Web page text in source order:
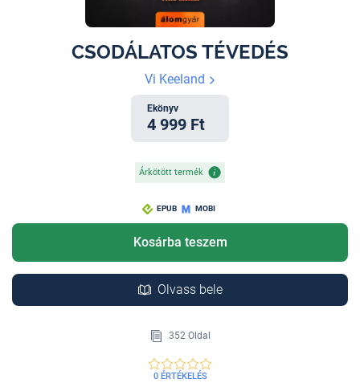
CSODÁLATOS TÉVEDÉS
Vi Keeland
Ekönyv
4 999 Ft
Árkötött termék
EPUB MOBI
Kosárba teszem
Olvass bele
352 Oldal
0 ÉRTÉKELÉS